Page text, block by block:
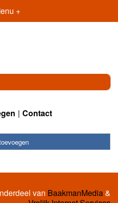
+
Contact
van BaakmanMedia&